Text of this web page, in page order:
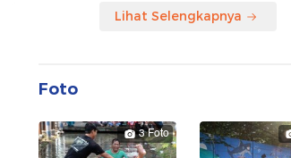
Lihat Selengkapnya
Foto
3 Foto